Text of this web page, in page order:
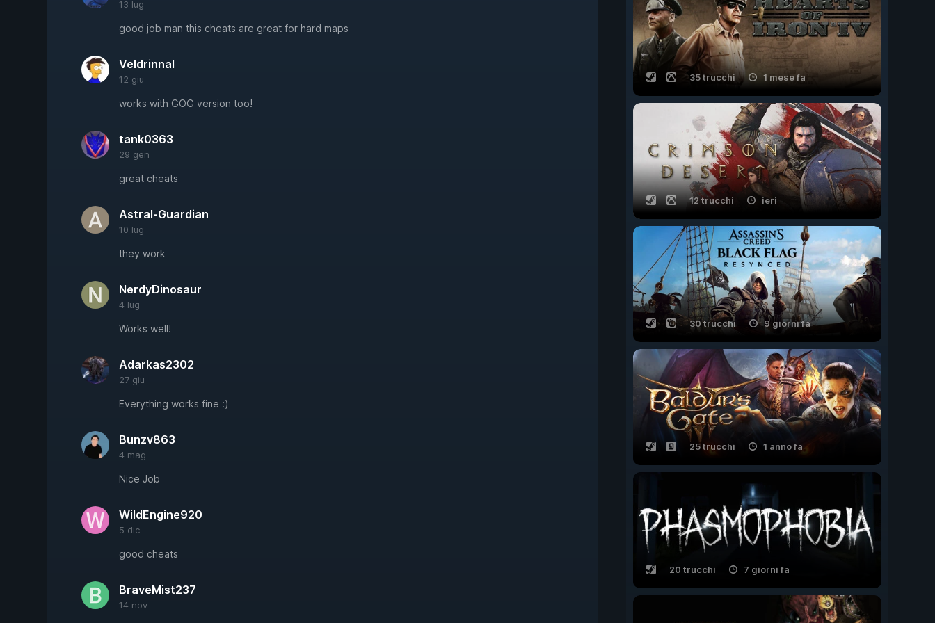
13 lug
good job man this cheats are great for hard maps
Veldrinnal
12 giu
works with GOG version too!
tank0363
29 gen
great cheats
Astral-Guardian
10 lug
they work
NerdyDinosaur
4 lug
Works well!
Adarkas2302
27 giu
Everything works fine :)
Bunzv863
4 mag
Nice Job
WildEngine920
5 dic
good cheats
BraveMist237
14 nov
35 trucchi 1 mese fa
12 trucchi ieri
30 trucchi 9 giorni fa
25 trucchi 1 anno fa
20 trucchi 7 giorni fa